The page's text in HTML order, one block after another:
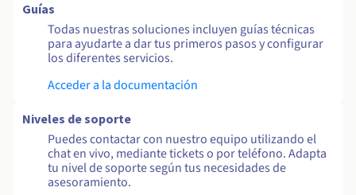
Guías
Todas nuestras soluciones incluyen guías técnicas
para ayudarte a dar tus primeros pasos y configurar
los diferentes servicios.
Acceder a la documentación
Niveles de soporte
Puedes contactar con nuestro equipo utilizando el
chat en vivo, mediante tickets o por teléfono. Adapta
tu nivel de soporte según tus necesidades de
asesoramiento.